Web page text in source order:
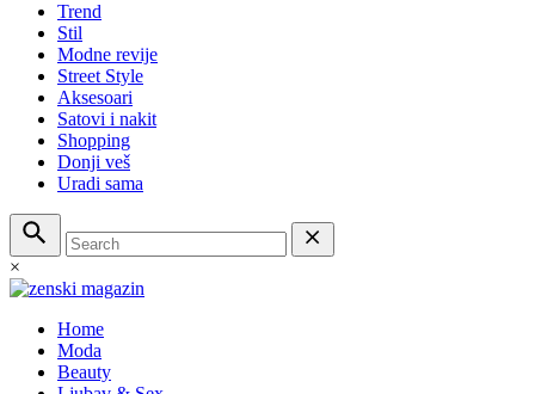
Trend
Stil
Modne revije
Street Style
Aksesoari
Satovi i nakit
Shopping
Donji veš
Uradi sama
×
Home
Moda
Beauty